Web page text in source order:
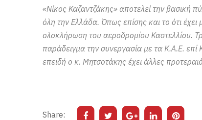
«Νίκος Καζαντζάκης» αποτελεί την βασική
όλη την Ελλάδα. Όπως επίσης και το ότι έχει
ολοκλήρωση του αεροδρομίου Καστελλίου.
παράδειγμα την συνεργασία με τα Κ.Α.Ε.
επειδή ο κ. Μητσοτάκης έχει άλλες
Share: